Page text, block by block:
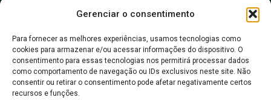
Gerenciar o consentimento
Para fornecer as melhores experiências, usamos tecnologias como
cookies para armazenar e/ou acessar informações do dispositivo. O
consentimento para essas tecnologias nos permitirá processar dados
como comportamento de navegação ou IDs exclusivos neste site. Não
consentir ou retirar o consentimento pode afetar negativamente certos
recursos e funções.
Política de Privacidade
Acessibilidade
Acessibilidade